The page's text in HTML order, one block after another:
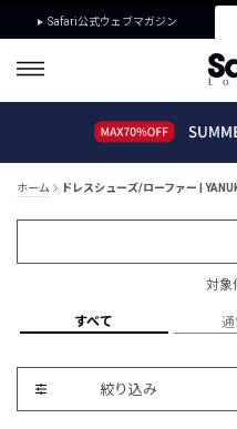
Safari公式ウェブマガジン
ホーム ドレスシューズ/ローファー |
対象
すべて 通
絞り込み